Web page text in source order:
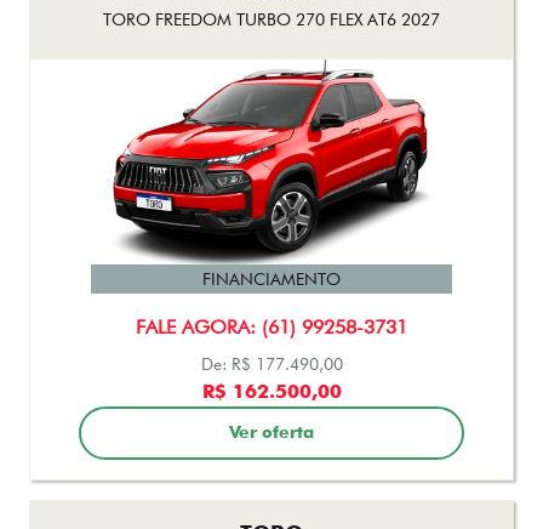
TORO FREEDOM TURBO 270 FLEX AT6 2027
FALE AGORA: (61) 99258-3731
FINANCIAMENTO
De: R$ 177.490,00
R$ 162.500,00
Ver oferta